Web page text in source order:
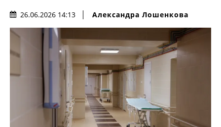
26.06.2026 14:13 Александра Лошенкова